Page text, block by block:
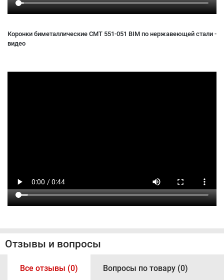
Коронки биметаллические CMT 551-051 BIM по нержавеющей стали -
видео
Отзывы и вопросы
Все отзывы (0) Вопросы по товару (0)